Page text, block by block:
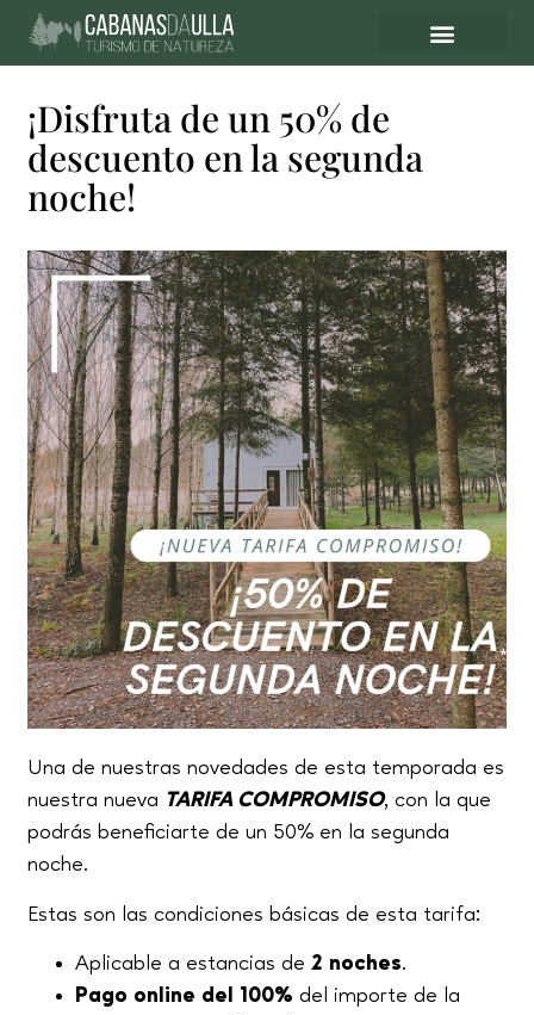
¡Disfruta de un 50% de
descuento en la segunda
noche!
Una de nuestras novedades de esta temporada es
nuestra nueva TARIFA COMPROMISO, con la que
podrás beneficiarte de un 50% en la segunda
noche.
Estas son las condiciones básicas de esta tarifa:
Aplicable a estancias de2 noches.
Pago online del 100% del importe de la